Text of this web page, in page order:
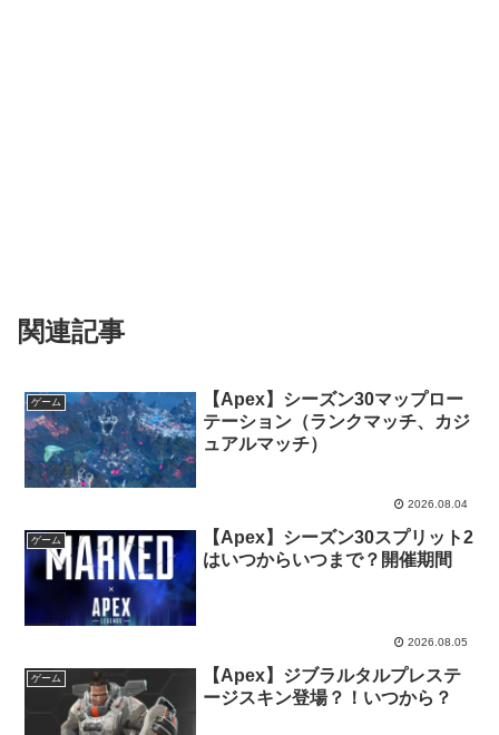
関連記事
ゲーム
【Apex】シーズン30マップロー
テーション（ランクマッチ、カジ
ュアルマッチ）
2026.08.04
ゲーム
【Apex】シーズン30スプリット2
はいつからいつまで？開催期間
2026.08.05
ゲーム
【Apex】ジブラルタルプレステ
ージスキン登場？！いつから？